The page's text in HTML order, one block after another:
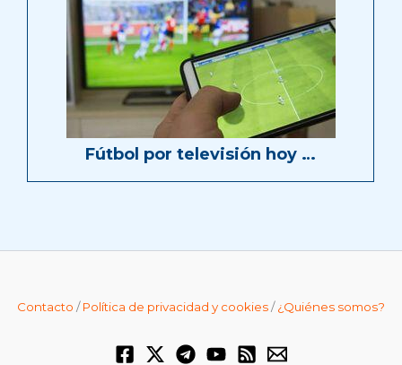
Fútbol por televisión hoy …
Contacto /Política de privacidad y cookies/¿Quiénes somos?